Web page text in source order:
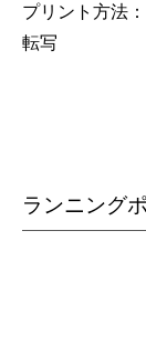
プリント方法
転写
ランニング